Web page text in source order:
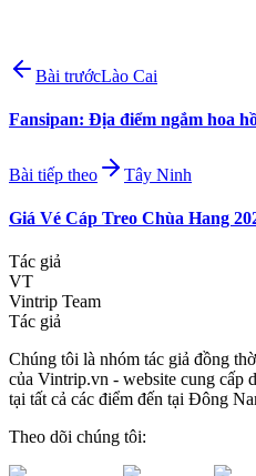
Bài trướcLào Cai
Fansipan: Địa điểm ngắm hoa
Bài tiếp theo Tây Ninh
Giá Vé Cáp Treo Chùa Hang
Tác giả
VT
Vintrip Team
Tác giả
Chúng tôi là nhóm tác giả đồng
của Vintrip.vn - website cung cấp
tại tất cả các điểm đến tại Đông
Theo dõi chúng tôi: